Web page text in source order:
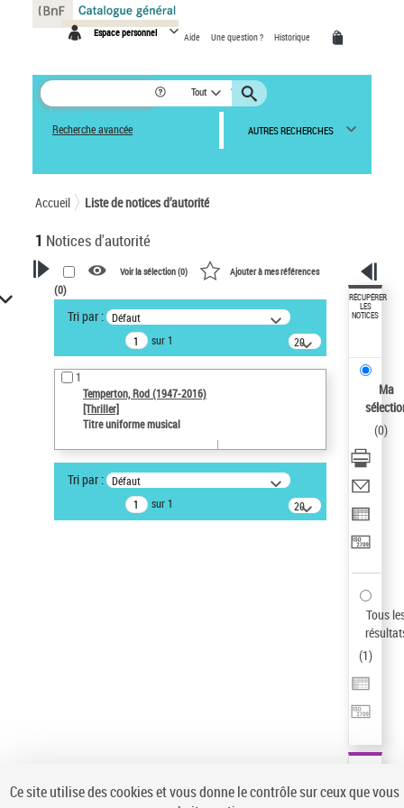
Espace personnel Aide Une question ? Historique
Tout
Recherche avancée AUTRES RECHERCHES
Accueil Liste de notices d’autorité
1 Notices d'autorité
VOTRE RECHERCHE
Recherche avancée dans les
notices d’autorité
Œuvres liées à l'auteur :
Temperton, Rod (1947-2016)
Type de notice d'autorité
Titre uniforme musical
Statut de la notice d’autorité
Voir la sélection (0) Ajouter à mes références
(0)
Tri par : Défaut
sur 1
20
résultats/page
1
Temperton, Rod (1947-2016)
[Thriller]
Titre uniforme musical
Tri par : Défaut
sur 1
20
résultats/page
RÉCUPÉRER
LES
NOTICES
Ma
(0)
Tous
(1)
Panneau de gestion des cookies
Ce site utilise des cookies et vous donne le contrôle sur ceux que vous